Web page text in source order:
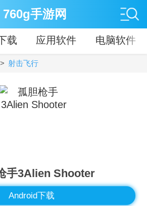
760g手游网
载 应用软件 电脑软件
> 射击飞行
手3Alien Shooter
Android下载